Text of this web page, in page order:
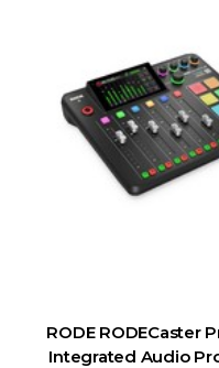
RODE RODECaster
Integrated Audio